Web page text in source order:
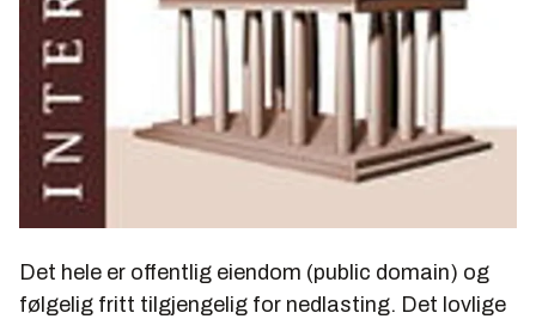
Det hele er offentlig eiendom (public domain) og
følgelig fritt tilgjengelig for nedlasting. Det lovlige